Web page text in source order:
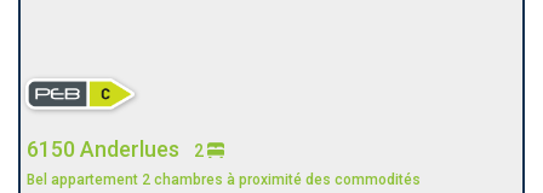
6150 Anderlues 2
Bel appartement 2 chambres à proximité des commodités